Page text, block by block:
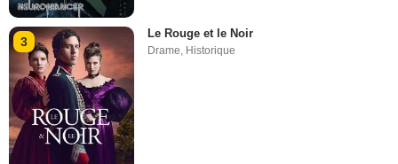
3
Le Rouge et le Noir
Drame, Historique